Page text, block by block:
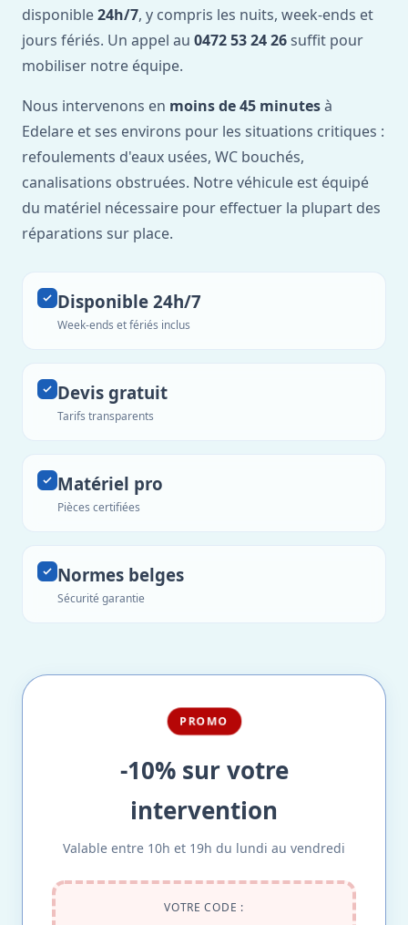
disponible24h/7, y compris les nuits, week-ends et
jours fériés. Un appel au 0472 53 24 26 suffit pour
mobiliser notre équipe.
Nous intervenons en moins de 45 minutesà
Edelare et ses environs pour les situations critiques :
refoulements d'eaux usées, WC bouchés,
canalisations obstruées. Notre véhicule est équipé
du matériel nécessaire pour effectuer la plupart des
réparations sur place.
Disponible 24h/7
Week-ends et fériés inclus
Devis gratuit
Tarifs transparents
Matériel pro
Pièces certifiées
Normes belges
Sécurité garantie
PROMO
-10% sur votre
intervention
Valable entre 10h et 19h du lundi au vendredi
VOTRE CODE :